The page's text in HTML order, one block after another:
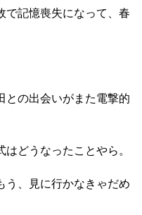
で記憶喪失になって、春
との出会いがまた電撃的
どうなったことやら。
う、見に行かなきゃだめ